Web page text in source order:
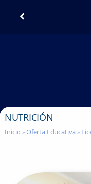
NUTRICIÓN
Inicio » Oferta Educativa »